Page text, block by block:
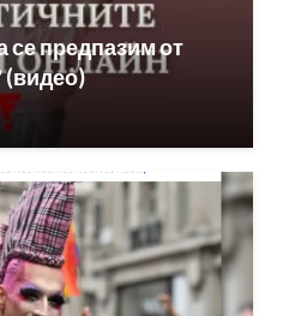
се предпазим от
(видео)